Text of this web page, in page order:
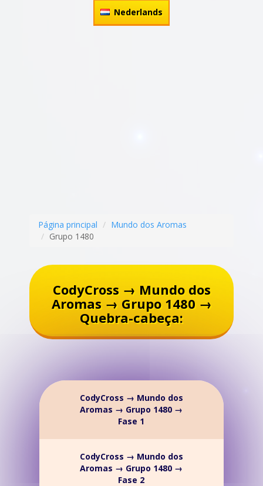
Nederlands
Página principal
Mundo dos Aromas
Grupo 1480
CodyCross → Mundo dos
Aromas → Grupo 1480 →
Quebra-cabeça:
CodyCross → Mundo dos
Aromas → Grupo 1480 →
Fase 1
CodyCross → Mundo dos
Aromas → Grupo 1480 →
Fase 2